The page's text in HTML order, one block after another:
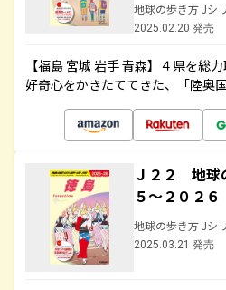
地球の歩き方 Jシ
2025.02.20 発売
【福島 宮城 岩手 青森】４県を総
好奇心をかきたててきた、「陸奥
Ｊ２２ 地
５～２０２６
地球の歩き方 Jシ
2025.03.21 発売